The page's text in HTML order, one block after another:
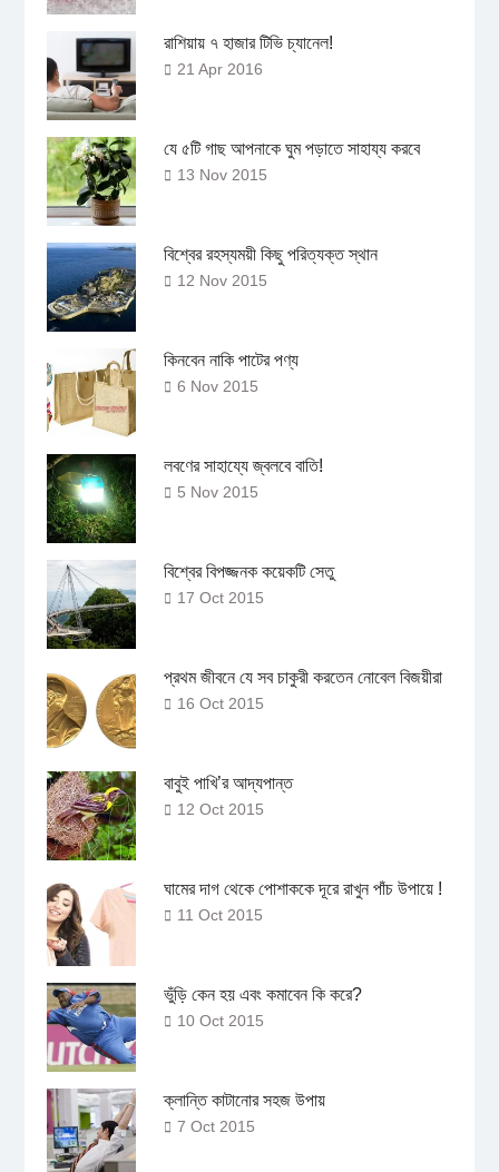
রাশিয়ায় ৭ হাজার টিভি চ্যানেল!
21 Apr 2016
যে ৫টি গাছ আপনাকে ঘুম পড়াতে সাহায্য করবে
13 Nov 2015
বিশ্বের রহস্যময়ী কিছু পরিত্যক্ত স্থান
12 Nov 2015
কিনবেন নাকি পাটের পণ্য
6 Nov 2015
লবণের সাহায্যে জ্বলবে বাতি!
5 Nov 2015
বিশ্বের বিপজ্জনক কয়েকটি সেতু
17 Oct 2015
প্রথম জীবনে যে সব চাকুরী করতেন নোবেল বিজয়ীরা
16 Oct 2015
বাবুই পাখি’র আদ্যপান্ত
12 Oct 2015
ঘামের দাগ থেকে পোশাককে দূরে রাখুন পাঁচ উপায়ে !
11 Oct 2015
ভুঁড়ি কেন হয় এবং কমাবেন কি করে?
10 Oct 2015
ক্লান্তি কাটানোর সহজ উপায়
7 Oct 2015